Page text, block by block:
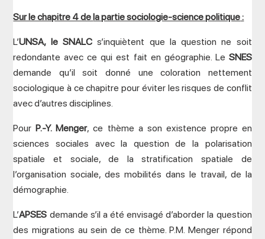
Sur le chapitre 4 dela partie sociologie-science politique:
L’UNSA, le SNALCs’inquiètent que la question ne soit
redondante avec ce qui est fait en géographie. Le SNES
demande qu’il soit donné une coloration nettement
sociologique à ce chapitre pour éviter les risques de conflit
avec d’autres disciplines.
PourP.-Y. Menger, ce thème a son existence propre en
sciences sociales avec la question de la polarisation
spatiale et sociale, de la stratification spatiale de
l’organisation sociale, des mobilités dans le travail, de la
démographie.
L’APSES demande s’il a été envisagé d’aborder la question
des migrations au sein de ce thème. P.M. Menger répond